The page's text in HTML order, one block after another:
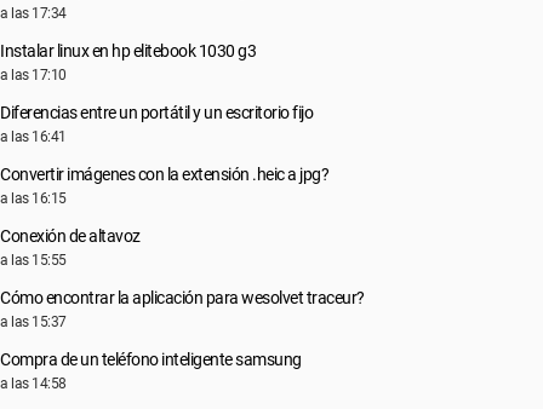
a las 17:34
Instalar linux en hp elitebook 1030 g3
a las 17:10
Diferencias entre un portátil y un escritorio fijo
a las 16:41
Convertir imágenes con la extensión .heic a jpg?
a las 16:15
Conexión de altavoz
a las 15:55
Cómo encontrar la aplicación para wesolvet traceur?
a las 15:37
Compra de un teléfono inteligente samsung
a las 14:58